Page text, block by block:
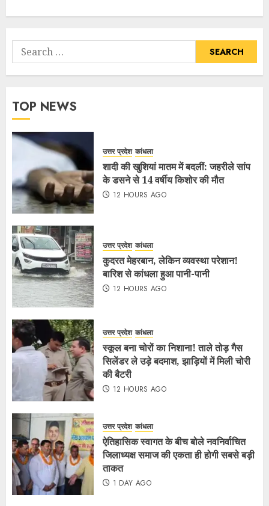
TOP NEWS
उत्तर प्रदेश कांधला
शादी की खुशियां मातम में बदलीं: जहरीले सांप
के डसने से 14 वर्षीय किशोर की मौत
12 HOURS AGO
उत्तर प्रदेश कांधला
कुदरत मेहरबान, लेकिन व्यवस्था परेशान!
बारिश से कांधला हुआ पानी-पानी
12 HOURS AGO
उत्तर प्रदेश कांधला
स्कूल बना चोरों का निशाना! ताले तोड़ गैस
सिलेंडर ले उड़े बदमाश, झाड़ियों में मिली चोरी
की बैटरी
12 HOURS AGO
उत्तर प्रदेश कांधला
ऐतिहासिक स्वागत के बीच बोले नवनिर्वाचित
जिलाध्यक्ष समाज की एकता ही होगी सबसे बड़ी
ताकत
1 DAY AGO